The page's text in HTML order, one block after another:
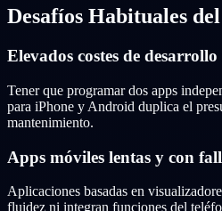
Desafíos Habituales
Elevados costes de
Tener que programar dos apps
para iPhone y Android duplica el
mantenimiento.
Apps móviles lentas y con
Aplicaciones basadas en
fluidez ni integran funciones del